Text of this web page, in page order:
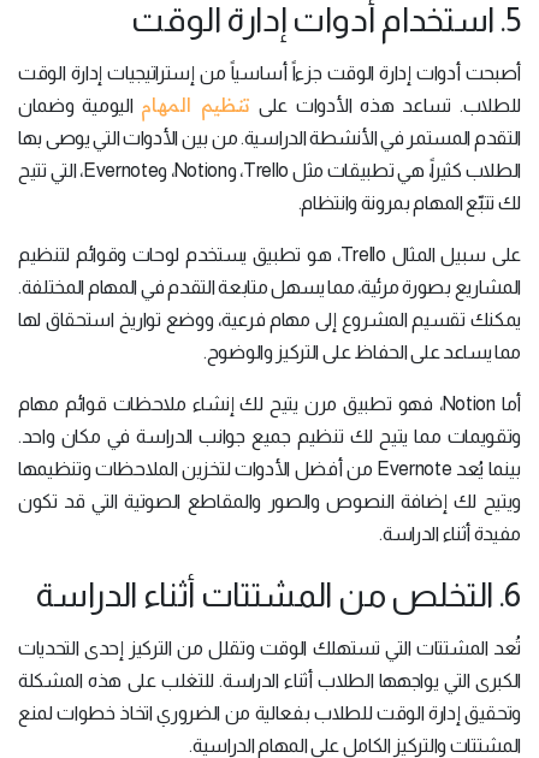
5. استخدام أدوات إدارة الوقت
أصبحت أدوات إدارة الوقت جزءاً أساسياً من إستراتيجيات إدارة الوقت
للطلاب. تساعد هذه الأدوات على تنظيم المهام اليومية وضمان
التقدم المستمر في الأنشطة الدراسية. من بين الأدوات التي يوصى بها
الطلاب كثيراً، هي تطبيقات مثل Trello، وNotion، وEvernote، التي تتيح
لك تتبّع المهام بمرونة وانتظام.
على سبيل المثال Trello، هو تطبيق يستخدم لوحات وقوائم لتنظيم
المشاريع بصورة مرئية، مما يسهل متابعة التقدم في المهام المختلفة.
يمكنك تقسيم المشروع إلى مهام فرعية، ووضع تواريخ استحقاق لها
مما يساعد على الحفاظ على التركيز والوضوح.
أما Notion، فهو تطبيق مرن يتيح لك إنشاء ملاحظات قوائم مهام
وتقويمات مما يتيح لك تنظيم جميع جوانب الدراسة في مكان واحد.
بينما يُعد Evernote من أفضل الأدوات لتخزين الملاحظات وتنظيمها
ويتيح لك إضافة النصوص والصور والمقاطع الصوتية التي قد تكون
مفيدة أثناء الدراسة.
6. التخلص من المشتتات أثناء الدراسة
تُعد المشتتات التي تستهلك الوقت وتقلل من التركيز إحدى التحديات
الكبرى التي يواجهها الطلاب أثناء الدراسة. للتغلب على هذه المشكلة
وتحقيق إدارة الوقت للطلاب بفعالية من الضروري اتخاذ خطوات لمنع
المشتتات والتركيز الكامل على المهام الدراسية.